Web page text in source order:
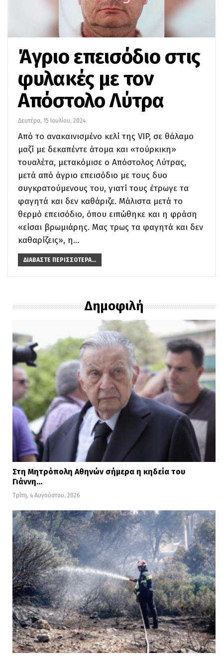
Άγριο επεισόδιο στις
φυλακές με τον
Απόστολο Λύτρα
Δευτέρα, 15 Ιουλίου, 2024
Από το ανακαινισμένο κελί της VIP, σε θάλαμο
μαζί με δεκαπέντε άτομα και «τούρκικη»
τουαλέτα, μετακόμισε ο Απόστολος Λύτρας,
μετά από άγριο επεισόδιο με τους δυο
συγκρατούμενους του, γιατί τους έτρωγε τα
φαγητά και δεν καθάριζε. Μάλιστα μετά το
θερμό επεισόδιο, όπου ειπώθηκε και η φράση
«είσαι βρωμιάρης. Μας τρως τα φαγητά και δεν
καθαρίζεις», η…
ΔΙΑΒΆΣΤΕ ΠΕΡΙΣΣΌΤΕΡΑ...
Δημοφιλή
Στη Μητρόπολη Αθηνών σήμερα η κηδεία του
Γιάννη…
Τρίτη, 4 Αυγούστου, 2026